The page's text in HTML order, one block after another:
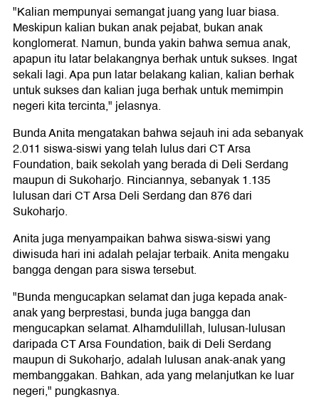
"Kalian mempunyai semangat juang yang luar biasa.
Meskipun kalian bukan anak pejabat, bukan anak
konglomerat. Namun, bunda yakin bahwa semua anak,
apapun itu latar belakangnya berhak untuk sukses. Ingat
sekali lagi. Apa pun latar belakang kalian, kalian berhak
untuk sukses dan kalian juga berhak untuk memimpin
negeri kita tercinta," jelasnya.
Bunda Anita mengatakan bahwa sejauh ini ada sebanyak
2.011 siswa-siswi yang telah lulus dari CT Arsa
Foundation, baik sekolah yang berada di Deli Serdang
maupun di Sukoharjo. Rinciannya, sebanyak 1.135
lulusan dari CT Arsa Deli Serdang dan 876 dari
Sukoharjo.
Anita juga menyampaikan bahwa siswa-siswi yang
diwisuda hari ini adalah pelajar terbaik. Anita mengaku
bangga dengan para siswa tersebut.
"Bunda mengucapkan selamat dan juga kepada anak-
anak yang berprestasi, bunda juga bangga dan
mengucapkan selamat. Alhamdulillah, lulusan-lulusan
daripada CT Arsa Foundation, baik di Deli Serdang
maupun di Sukoharjo, adalah lulusan anak-anak yang
membanggakan. Bahkan, ada yang melanjutkan ke luar
negeri," pungkasnya.